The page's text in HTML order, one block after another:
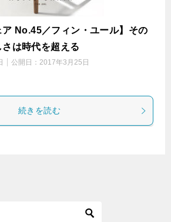
ア No.45／フィン・ユール】その
は時代を超える
公開日： 2017年3月25日
続きを読む